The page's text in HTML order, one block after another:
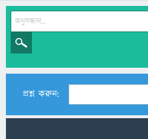
প্রশ্ন করুন: